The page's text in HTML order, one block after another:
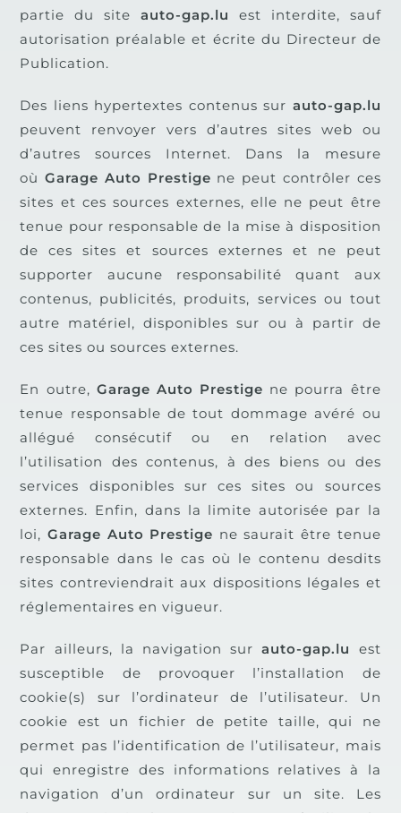
partie du site auto-gap.lu
est interdite, sauf
autorisation préalable et écrite du Directeur de
Publication.
Des liens hypertextes contenus sur auto-gap.lu
peuvent renvoyer vers d’autres sites web ou
d’autres sources Internet. Dans la mesure
oùGarage Auto Prestige ne peut contrôler ces
sites et ces sources externes, elle ne peut être
tenue pour responsable de la mise à disposition
de ces sites et sources externes et ne peut
supporter aucune responsabilité quant aux
contenus, publicités, produits, services ou tout
autre matériel, disponibles sur ou à partir de
ces sites ou sources externes.
En outre, Garage Auto Prestige ne pourra être
tenue responsable de tout dommage avéré ou
allégué consécutif ou en relation avec
l’utilisation des contenus, à des biens ou des
services disponibles sur ces sites ou sources
externes. Enfin, dans la limite autorisée par la
loi,Garage Auto Prestige ne saurait être tenue
responsable dans le cas où le contenu desdits
sites contreviendrait aux dispositions légales et
réglementaires en vigueur.
Par ailleurs, la navigation surauto-gap.lu
est
susceptible de provoquer l’installation de
cookie(s)
sur l’ordinateur de l’utilisateur. Un
cookie est un fichier de petite taille, qui ne
permet pas l’identification de l’utilisateur, mais
qui enregistre des informations relatives à la
navigation d’un ordinateur sur un site. Les